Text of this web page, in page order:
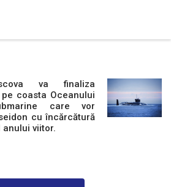
va finaliza
coasta Oceanului
care vor
cu încărcătură
viitor.